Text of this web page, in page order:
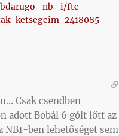
ftc-
ketsegeim-2418085
Csak csendben
adott Bobál 6 gólt lőtt az
NB1-ben lehetőséget sem